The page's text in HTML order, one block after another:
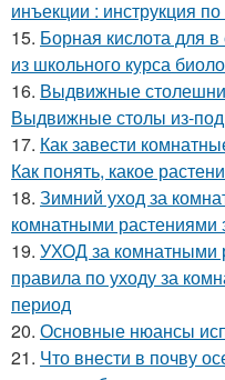
инъекции : инструкция
15. Борная кислота для
из школьного курса
16. Выдвижные
Выдвижные столы из-
17. Как завести
Как понять, какое
18. Зимний уход за
комнатными растениями
19. УХОД за комнатными
правила по уходу за
период
20. Основные нюансы
21. Что внести в почву